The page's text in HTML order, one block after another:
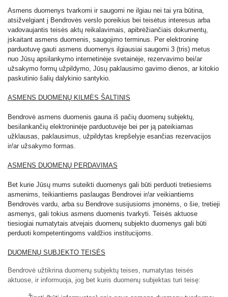
Asmens duomenys tvarkomi ir saugomi ne ilgiau nei tai yra būtina,
atsižvelgiant į Bendrovės verslo poreikius bei teisėtus interesus arba
vadovaujantis teisės aktų reikalavimais, apibrėžiančiais dokumentų,
įskaitant asmens duomenis, saugojimo terminus. Per elektroninę
parduotuvę gauti asmens duomenys ilgiausiai saugomi 3 (tris) metus
nuo Jūsų apsilankymo internetinėje svetainėje, rezervavimo bei/ar
užsakymo formų užpildymo, Jūsų paklausimo gavimo dienos, ar kitokio
paskutinio šalių dalykinio santykio.
ASMENS DUOMENŲ KILMĖS ŠALTINIS
Bendrovė asmens duomenis gauna iš pačių duomenų subjektų,
besilankančių elektroninėje parduotuvėje bei per ją pateikiamas
užklausas, paklausimus, užpildytas krepšelyje esančias rezervacijos
ir/ar užsakymo formas.
ASMENS DUOMENŲ PERDAVIMAS
Bet kurie Jūsų mums suteikti duomenys gali būti perduoti tretiesiems
asmenims, teikiantiems paslaugas Bendrovei ir/ar veikiantiems
Bendrovės vardu, arba su Bendrove susijusioms įmonėms, o šie, tretieji
asmenys, gali tokius asmens duomenis tvarkyti. Teisės aktuose
tiesiogiai numatytais atvejais duomenų subjekto duomenys gali būti
perduoti kompetentingoms valdžios institucijoms.
DUOMENŲ SUBJEKTO TEISĖS
Bendrovė užtikrina duomenų subjektų teises, numatytas teisės
aktuose, ir informuoja, jog bet kuris duomenų subjektas turi teisę: